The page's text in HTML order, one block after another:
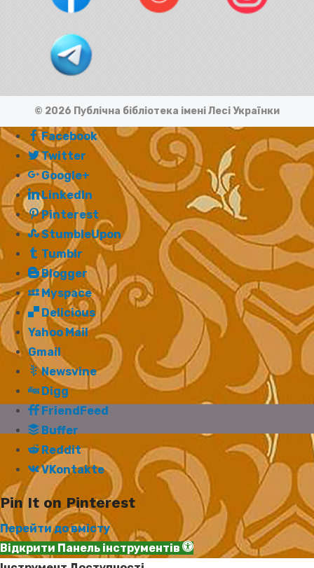
© 2026 Публічна бібліотека імені Лесі Українки
Facebook
Twitter
Google+
LinkedIn
Pinterest
StumbleUpon
Tumblr
Blogger
Myspace
Delicious
Yahoo Mail
Gmail
Newsvine
Digg
FriendFeed
Buffer
Reddit
VKontakte
Pin It on Pinterest
Перейти до вмісту
Відкрити Панель інструментів